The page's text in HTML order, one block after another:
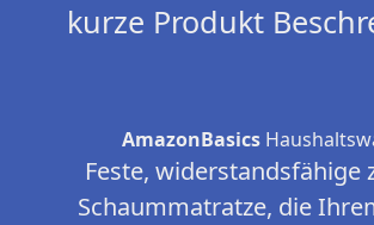
kurze Produkt
AmazonBasics
Feste, widerstandsfähige
Schaummatratze, die